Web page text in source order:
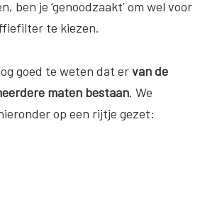
ben je ‘genoodzaakt’ om wel voor
te kiezen.
goed te weten dat ervan de
maten bestaan. We
op een rijtje gezet: